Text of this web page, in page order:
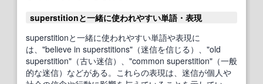
superstitionと一緒に使われやすい単語・表現
superstitionと一緒に使われやすい単語や表現に
は、"believe in superstitions"（迷信を信じる）、"old
superstition"（古い迷信）、"common superstition"（一般
的な迷信）などがある。これらの表現は、迷信が個人や